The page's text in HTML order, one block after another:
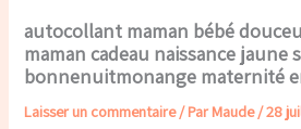
autocollant maman bébé
maman cadeau naissance jaune
bonnenuitmonange maternité
Laisser un commentaire/ Par Maude/28